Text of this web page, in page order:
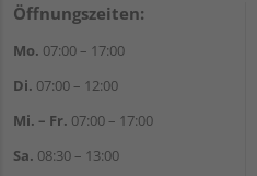
Öffnungszeiten:
Mo. 07:00 – 17:00
Di. 07:00 – 12:00
Mi. – Fr. 07:00 – 17:00
Sa. 08:30 – 13:00